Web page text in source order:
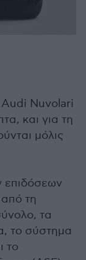
Nuvolari
και για τη
μόλις
επιδόσεων
από τη
τα
το σύστημα
το